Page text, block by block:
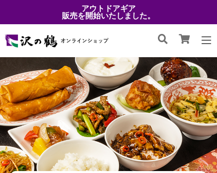
アウトドアギア
販売を開始いたしました。